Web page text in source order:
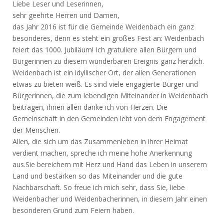
Liebe Leser und Leserinnen,
sehr geehrte Herren und Damen,
das Jahr 2016 ist für die Gemeinde Weidenbach ein ganz
besonderes, denn es steht ein großes Fest an: Weidenbach
feiert das 1000. Jubiläum! Ich gratuliere allen Bürgern und
Bürgerinnen zu diesem wunderbaren Ereignis ganz herzlich.
Weidenbach ist ein idyllischer Ort, der allen Generationen
etwas zu bieten weiß. Es sind viele engagierte Bürger und
Bürgerinnen, die zum lebendigen Miteinander in Weidenbach
beitragen, ihnen allen danke ich von Herzen. Die
Gemeinschaft in den Gemeinden lebt von dem Engagement
der Menschen.
Allen, die sich um das Zusammenleben in ihrer Heimat
verdient machen, spreche ich meine hohe Anerkennung
aus.Sie bereichern mit Herz und Hand das Leben in unserem
Land und bestärken so das Miteinander und die gute
Nachbarschaft. So freue ich mich sehr, dass Sie, liebe
Weidenbacher und Weidenbacherinnen, in diesem Jahr einen
besonderen Grund zum Feiern haben.